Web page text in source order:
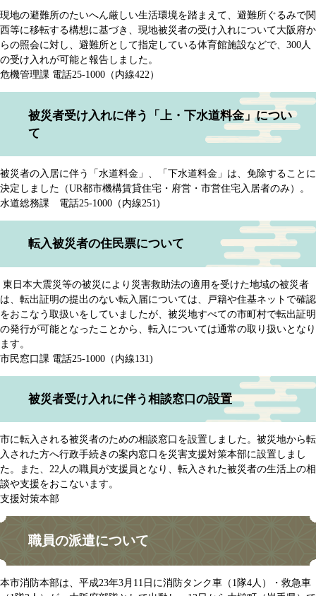
現地の避難所のたいへん厳しい生活環境を踏まえて、避難所ぐるみで関
西等に移転する構想に基づき、現地被災者の受け入れについて大阪府か
らの照会に対し、避難所として指定している体育館施設などで、300人
の受け入れが可能と報告しました。
危機管理課 電話25-1000（内線422）
被災者受け入れに伴う「上・下水道料金」につい
て
被災者の入居に伴う「水道料金」、「下水道料金」は、免除することに
決定しました（UR都市機構賃貸住宅・府営・市営住宅入居者のみ）。
水道総務課 電話25-1000（内線251)
転入被災者の住民票について
東日本大震災等の被災により災害救助法の適用を受けた地域の被災者
は、転出証明の提出のない転入届については、戸籍や住基ネットで確認
をおこなう取扱いをしていましたが、被災地すべての市町村で転出証明
の発行が可能となったことから、転入については通常の取り扱いとなり
ます。
市民窓口課 電話25-1000（内線131)
被災者受け入れに伴う相談窓口の設置
市に転入される被災者のための相談窓口を設置しました。被災地から転
入された方へ行政手続きの案内窓口を災害支援対策本部に設置しまし
た。また、22人の職員が支援員となり、転入された被災者の生活上の相
談や支援をおこないます。
支援対策本部
職員の派遣について
本市消防本部は、平成23年3月11日に消防タンク車（1隊4人）・救急車